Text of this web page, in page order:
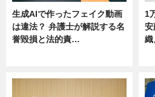
生成AIで作ったフェイク動画
は違法？ 弁護士が解説する名
誉毀損と法的責…
1
安
織